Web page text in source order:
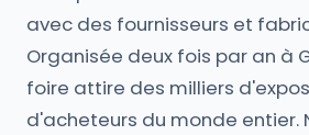
avec des fournisseurs et
Organisée deux fois par an à
foire attire des milliers
d'acheteurs du monde entier.